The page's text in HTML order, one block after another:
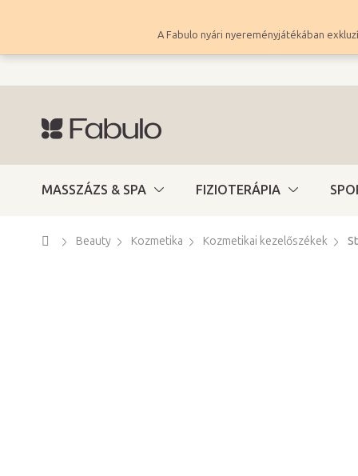
tartalomhoz
A Fabulo nyári nyereményjátékában
MASSZÁZS & SPA FIZIOTERÁPIA
Kezdőlap
Beauty Kozmetika Kozmetikai kezelőszékek